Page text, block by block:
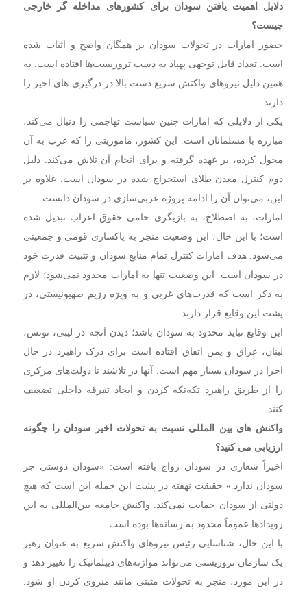
دلایل اهمیت یافتن سودان برای کشورهای مداخله گر خارجی
چیست؟
حضور امارات در تحولات سودان بر همگان واضح و اثبات شده
است. تعداد قابل توجهی پهپاد به دست تروریست‌ها افتاده است. به
همین دلیل نیروهای واکنش سریع دست بالا در درگیری های اخیر را
دارند.
یکی از دلایلی که امارات چنین سیاست تهاجمی را دنبال می‌کند،
مبارزه با مسلمانان است. این کشور، ماموریتی را که غرب به آن
محول کرده، بر عهده گرفته و برای انجام آن تلاش می‌کند. دلیل
دوم کنترل معدن طلای استخراج شده در سودان است. علاوه بر
این، می‌توان آن را ادامه پروژه عربی‌سازی در سودان دانست.
امارات، به اصطلاح، به بازیگری حامی حقوق اعراب تبدیل شده
است؛ با این حال، این وضعیت منجر به پاکسازی قومی و جمعیتی
می‌شود. هدف امارات کنترل تمام منابع سودان و تثبیت قدرت خود
در سودان است. این وضعیت تنها به امارات محدود نمی‌شود؛ لازم
به ذکر است که قدرت‌های غربی و به ویژه رژیم صهیونیستی، در
پشت این وقایع قرار دارند.
این وقایع نباید محدود به سودان باشد؛ دیدن آنچه در لیبی، تونس،
لبنان، عراق و یمن اتفاق افتاده است برای درک راهبرد در حال
اجرا در سودان بسیار مهم است. آنها در تلاشند تا دولت‌های مرکزی
را از طریق راهبرد تکه‌تکه کردن و ایجاد تفرقه داخلی تضعیف
کنند.
واکنش های بین المللی نسبت به تحولات اخیر سودان را چگونه
ارزیابی می کنید؟
اخیراً شعاری در سودان رواج یافته است: «سودان دوستی جز
سودان ندارد.» حقیقت نهفته در پشت این جمله این است که هیچ
دولتی از سودان حمایت نمی‌کند. واکنش جامعه بین‌المللی به این
رویدادها عموماً محدود به رسانه‌ها بوده است.
با این حال، شناسایی رئیس نیروهای واکنش سریع به عنوان رهبر
یک سازمان تروریستی می‌تواند موازنه‌های دیپلماتیک را تغییر دهد و
در این مورد، منجر به تحولات مثبتی مانند منزوی کردن او شود.